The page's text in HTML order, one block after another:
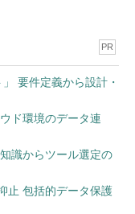
PR
要件定義から設計・
ド環境のデータ連
識からツール選定の
止 包括的データ保護